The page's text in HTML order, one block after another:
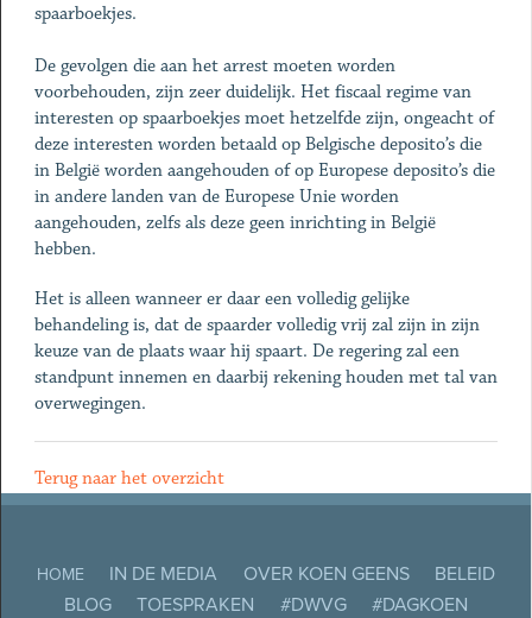
spaarboekjes.
De gevolgen die aan het arrest moeten worden
voorbehouden, zijn zeer duidelijk. Het fiscaal regime van
interesten op spaarboekjes moet hetzelfde zijn, ongeacht of
deze interesten worden betaald op Belgische deposito’s die
in België worden aangehouden of op Europese deposito’s die
in andere landen van de Europese Unie worden
aangehouden, zelfs als deze geen inrichting in België
hebben.
Het is alleen wanneer er daar een volledig gelijke
behandeling is, dat de spaarder volledig vrij zal zijn in zijn
keuze van de plaats waar hij spaart. De regering zal een
standpunt innemen en daarbij rekening houden met tal van
overwegingen.
Terug naar het overzicht
HOME IN DE MEDIA OVER KOEN GEENS
BELEID
BLOG
TOESPRAKEN #DWVG
#DAGKOEN